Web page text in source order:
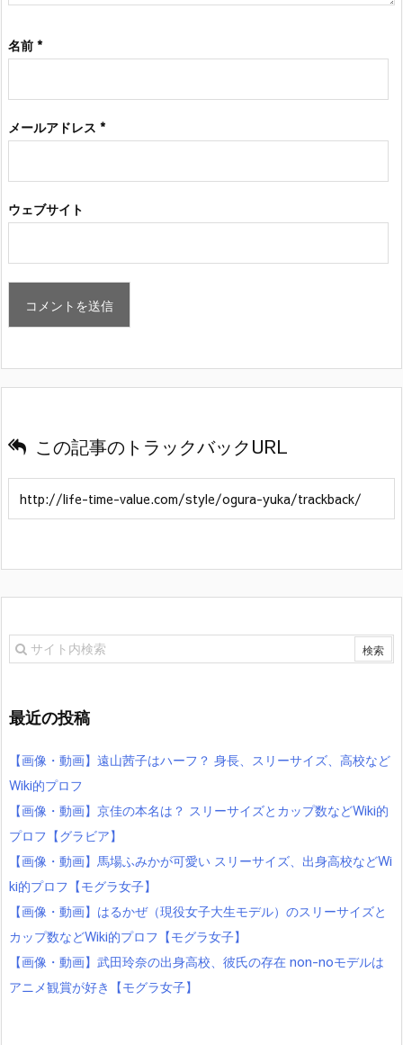
名前 *
メールアドレス *
ウェブサイト
この記事のトラックバックURL
最近の投稿
【画像・動画】遠山茜子はハーフ？ 身長、スリーサイズ、高校など
Wiki的プロフ
【画像・動画】京佳の本名は？ スリーサイズとカップ数などWiki的
プロフ【グラビア】
【画像・動画】馬場ふみかが可愛い スリーサイズ、出身高校などWi
ki的プロフ【モグラ女子】
【画像・動画】はるかぜ（現役女子大生モデル）のスリーサイズと
カップ数などWiki的プロフ【モグラ女子】
【画像・動画】武田玲奈の出身高校、彼氏の存在 non-noモデルは
アニメ観賞が好き【モグラ女子】